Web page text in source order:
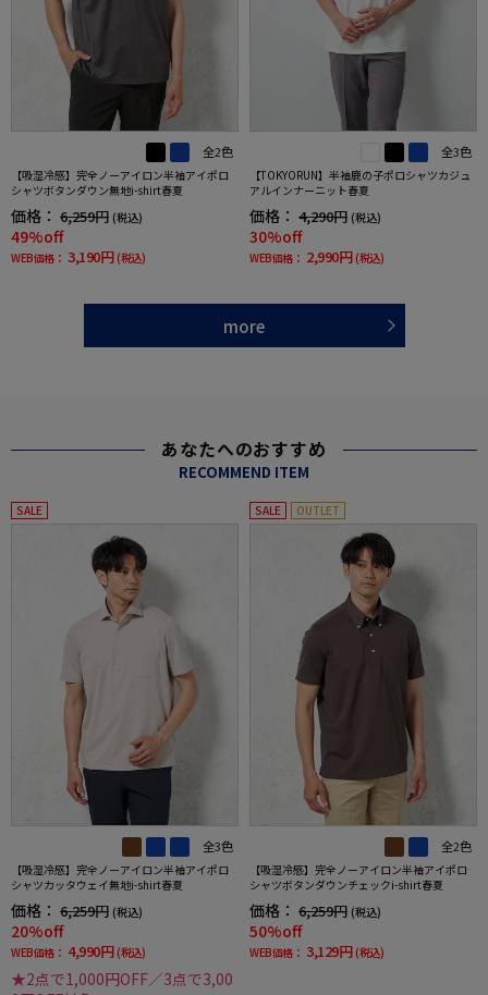
全2色
【吸湿冷感】完全ノーアイロン半袖アイポロ
シャツボタンダウン無地i-shirt春夏
価格： 6,259円 (税込)
49%off
WEB価格： 3,190円 (税込)
全3色
【TOKYORUN】半袖鹿の子ポロシャツカジュ
アルインナーニット春夏
価格： 4,290円 (税込)
30%off
WEB価格： 2,990円 (税込)
more
あなたへのおすすめ
RECOMMEND ITEM
SALE
全3色
【吸湿冷感】完全ノーアイロン半袖アイポロ
シャツカッタウェイ無地i-shirt春夏
価格： 6,259円 (税込)
20%off
WEB価格： 4,990円 (税込)
★2点で1,000円OFF／3点で3,00
SALE OUTLET
全2色
【吸湿冷感】完全ノーアイロン半袖アイポロ
シャツボタンダウンチェックi-shirt春夏
価格： 6,259円 (税込)
50%off
WEB価格： 3,129円 (税込)